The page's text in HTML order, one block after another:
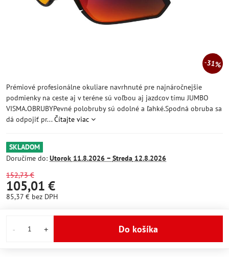
31%
Prémiové profesionálne okuliare navrhnuté pre najnáročnejšie
podmienky na ceste aj v teréne sú voľbou aj jazdcov tímu JUMBO
VISMA.OBRUBYPevné polobruby sú odolné a ľahké.Spodná obruba sa
dá odpojiť pr...Čítajte viac
SKLADOM
Doručíme do: Utorok 11.8.2026 − Streda 12.8.2026
152,73 €
105,01 €
85,37 € bez DPH
Do košíka